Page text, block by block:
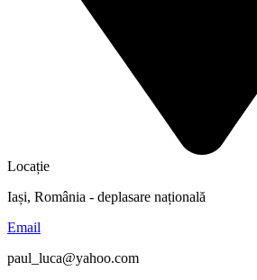
Locație
Iași, România - deplasare națională
Email
paul_luca@yahoo.com